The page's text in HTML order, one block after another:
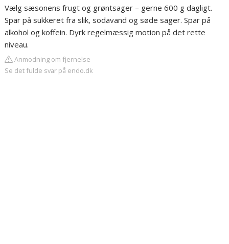
Vælg sæsonens frugt og grøntsager – gerne 600 g dagligt.
Spar på sukkeret fra slik, sodavand og søde sager. Spar på
alkohol og koffein. Dyrk regelmæssig motion på det rette
niveau.
Anmodning om fjernelse
Se det fulde svar på endo.dk